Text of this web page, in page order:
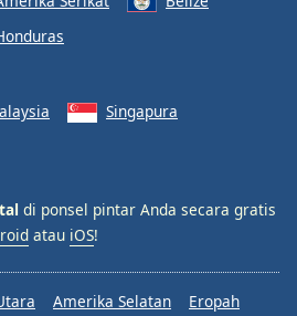
Singapura
di ponsel pintar Anda secara gratis
atau iOS!
Amerika Selatan Eropah